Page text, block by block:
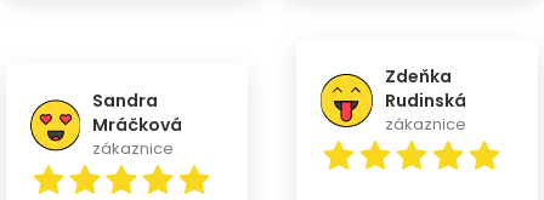
Sandra
Mráčková
zákaznice
Zdeňka
Rudinská
zákaznice